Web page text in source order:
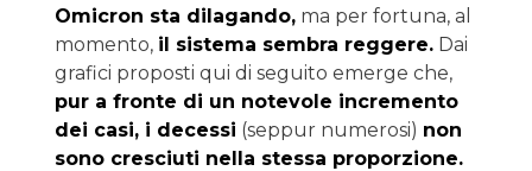
Omicron sta dilagando, ma per fortuna, al
momento, il sistema sembra reggere. Dai
grafici proposti qui di seguito emerge che,
pur a fronte di un notevole incremento
dei casi, i decessi (seppur numerosi) non
sono cresciuti nella stessa proporzione.